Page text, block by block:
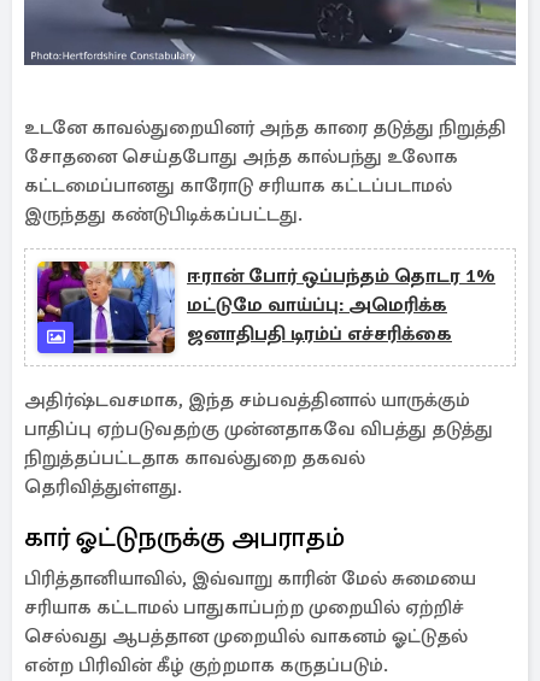
உடனே காவல்துறையினர் அந்த காரை தடுத்து நிறுத்தி
சோதனை செய்தபோது அந்த கால்பந்து உலோக
கட்டமைப்பானது காரோடு சரியாக கட்டப்படாமல்
இருந்தது கண்டுபிடிக்கப்பட்டது.
ஈரான் போர் ஒப்பந்தம் தொடர 1%
மட்டுமே வாய்ப்பு: அமெரிக்க
ஜனாதிபதி டிரம்ப் எச்சரிக்கை
அதிர்ஷ்டவசமாக, இந்த சம்பவத்தினால் யாருக்கும்
பாதிப்பு ஏற்படுவதற்கு முன்னதாகவே விபத்து தடுத்து
நிறுத்தப்பட்டதாக காவல்துறை தகவல்
தெரிவித்துள்ளது.
கார் ஓட்டுநருக்கு அபராதம்
பிரித்தானியாவில், இவ்வாறு காரின் மேல் சுமையை
சரியாக கட்டாமல் பாதுகாப்பற்ற முறையில் ஏற்றிச்
செல்வது ஆபத்தான முறையில் வாகனம் ஓட்டுதல்
என்ற பிரிவின் கீழ் குற்றமாக கருதப்படும்.